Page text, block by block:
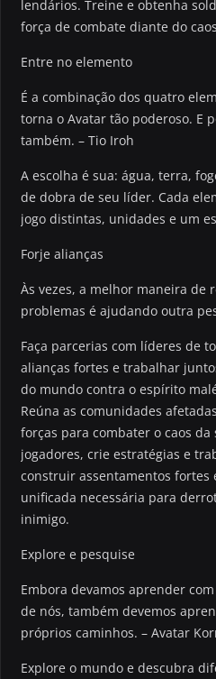
lendários. Treine e obtenha
força de combate diante do
Entre no elemento
É a combinação dos quatro
torna o Avatar tão poderoso. E
também. – Tio Iroh
A escolha é sua: água, terra,
de dobra de seu líder. Cada
jogo distintas, unidades e um
Forje alianças
Às vezes, a melhor maneira de
problemas é ajudando outra
Faça parcerias com líderes de
alianças fortes e trabalhar
do mundo contra o espírito
Reúna as comunidades
forças para combater o caos da
jogadores, crie estratégias e
construir assentamentos fortes
unificada necessária para
inimigo.
Explore e pesquise
Embora devamos aprender
de nós, também devemos
próprios caminhos. – Avatar
Explore o mundo e descubra